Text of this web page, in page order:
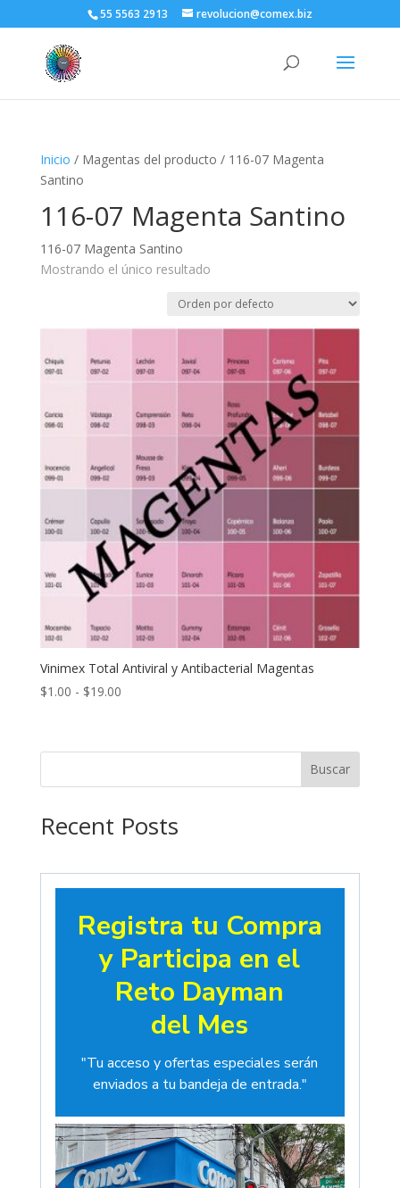
55 5563 2913 revolucion@comex.biz
Inicio / Magentas del producto / 116-07 Magenta
Santino
116-07 Magenta Santino
116-07 Magenta Santino
Mostrando el único resultado
Vinimex Total Antiviral y Antibacterial Magentas
$1.00 - $19.00Rango
desde
Buscar
Recent Posts
Registra tu Compra
y Participa en el
Reto Dayman
del Mes
"Tu acceso y ofertas especiales serán
enviados a tu bandeja de entrada."